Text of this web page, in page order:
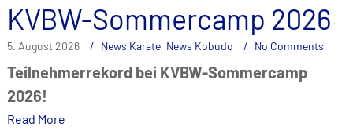
KVBW-Sommercamp 2026
5. August 2026 News Karate, News Kobudo No Comments
Teilnehmerrekord bei KVBW-Sommercamp
2026!
Read More